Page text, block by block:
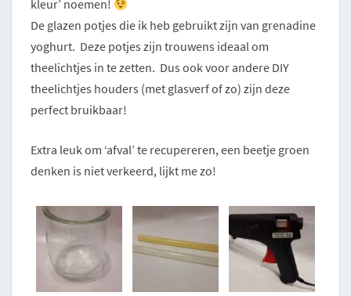
kleur’ noemen!
De glazen potjes die ik heb gebruikt zijn van grenadine
yoghurt. Deze potjes zijn trouwens ideaal om
theelichtjes in te zetten. Dus ook voor andere DIY
theelichtjes houders (met glasverf of zo) zijn deze
perfect bruikbaar!
Extra leuk om ‘afval’ te recupereren, een beetje groen
denken is niet verkeerd, lijkt me zo!